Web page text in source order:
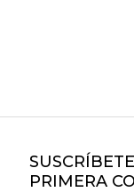
PRIMERA